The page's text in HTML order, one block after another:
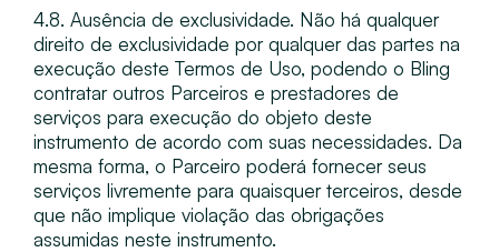
4.8. Ausência de exclusividade. Não há qualquer
direito de exclusividade por qualquer das partes na
execução deste Termos de Uso, podendo o Bling
contratar outros Parceiros e prestadores de
serviços para execução do objeto deste
instrumento de acordo com suas necessidades. Da
mesma forma, o Parceiro poderá fornecer seus
serviços livremente para quaisquer terceiros, desde
que não implique violação das obrigações
assumidas neste instrumento.